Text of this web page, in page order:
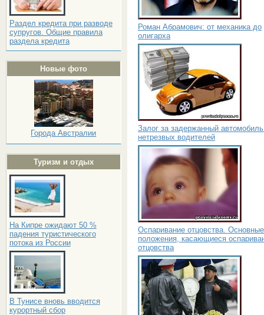
Раздел кредита при разводе
супругов. Общие правила
раздела кредита
Новые фото
Города Австралии
Туризм и отдых
На Кипре ожидают 50 %
падения туристического
потока из России
В Тунисе вновь вводится
курортный сбор
Роман Абрамович: от механика до
олигарха
Залог за задержанный
нетрезвых водителей
Оспаривание отцовства. Основные
положения, касающиеся
отцовства